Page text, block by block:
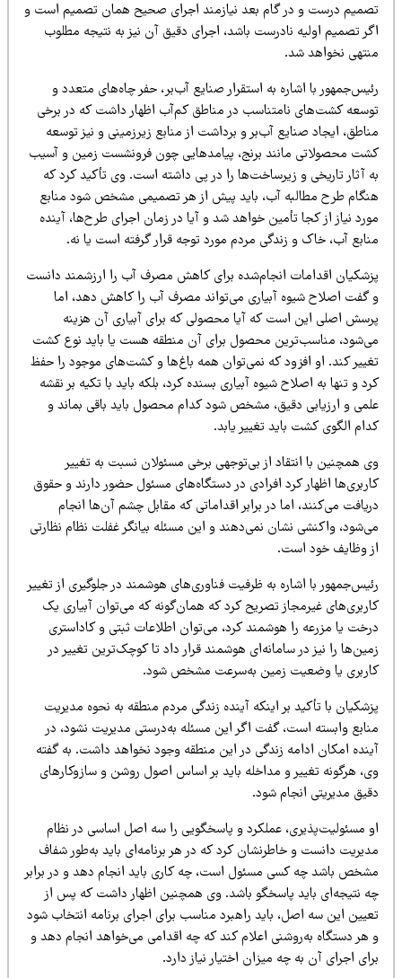
درست و در گام بعد نیازمند اجرای صحیح همان تصمیم است و
تصمیم اولیه نادرست باشد، اجرای دقیق آن نیز به نتیجه مطلوب
نخواهد شد.
با اشاره به استقرار صنایع آب‌بر، حفر چاه‌های متعدد و
کشت‌های نامتناسب در مناطق کم‌آب اظهار داشت که در برخی
ایجاد صنایع آب‌بر و برداشت از منابع زیرزمینی و نیز توسعه
محصولاتی مانند برنج، پیامدهایی چون فرونشست زمین و آسیب
آثار تاریخی و زیرساخت‌ها را در پی داشته است. وی تأکید کرد که
طرح مطالبه آب، باید پیش از هر تصمیمی مشخص شود منابع
نیاز از کجا تأمین خواهد شد و آیا در زمان اجرای طرح‌ها، آینده
آب، خاک و زندگی مردم مورد توجه قرار گرفته است یا نه.
اقدامات انجام‌شده برای کاهش مصرف آب را ارزشمند دانست
گفت اصلاح شیوه آبیاری می‌تواند مصرف آب را کاهش دهد، اما
اصلی این است که آیا محصولی که برای آبیاری آن هزینه
مناسب‌ترین محصول برای آن منطقه هست یا باید نوع کشت
کند. او افزود که نمی‌توان همه باغ‌ها و کشت‌های موجود را حفظ
و تنها به اصلاح شیوه آبیاری بسنده کرد، بلکه باید با تکیه بر نقشه
و ارزیابی دقیق، مشخص شود کدام محصول باید باقی بماند و
الگوی کشت باید تغییر یابد.
همچنین با انتقاد از بی‌توجهی برخی مسئولان نسبت به تغییر
اظهار کرد افرادی در دستگاه‌های مسئول حضور دارند و حقوق
می‌کنند، اما در برابر اقداماتی که مقابل چشم آن‌ها انجام
واکنشی نشان نمی‌دهند و این مسئله بیانگر غفلت نظام نظارتی
وظایف خود است.
با اشاره به ظرفیت فناوری‌های هوشمند در جلوگیری از تغییر
غیرمجاز تصریح کرد که همان‌گونه که می‌توان آبیاری یک
یا مزرعه را هوشمند کرد، می‌توان اطلاعات ثبتی و کاداستری
را نیز در سامانه‌ای هوشمند قرار داد تا کوچک‌ترین تغییر در
یا وضعیت زمین به‌سرعت مشخص شود.
با تأکید بر اینکه آینده زندگی مردم منطقه به نحوه مدیریت
وابسته است، گفت اگر این مسئله به‌درستی مدیریت نشود، در
امکان ادامه زندگی در این منطقه وجود نخواهد داشت. به گفته
هرگونه تغییر و مداخله باید بر اساس اصول روشن و سازوکارهای
مدیریتی انجام شود.
مسئولیت‌پذیری، عملکرد و پاسخگویی را سه اصل اساسی در نظام
دانست و خاطرنشان کرد که در هر برنامه‌ای باید به‌طور شفاف
باشد چه کسی مسئول است، چه کاری باید انجام دهد و در برابر
نتیجه‌ای باید پاسخگو باشد. وی همچنین اظهار داشت که پس از
این سه اصل، باید راهبرد مناسب برای اجرای برنامه انتخاب شود
هر دستگاه به‌روشنی اعلام کند که چه اقدامی می‌خواهد انجام دهد و
اجرای آن به چه میزان اختیار نیاز دارد.